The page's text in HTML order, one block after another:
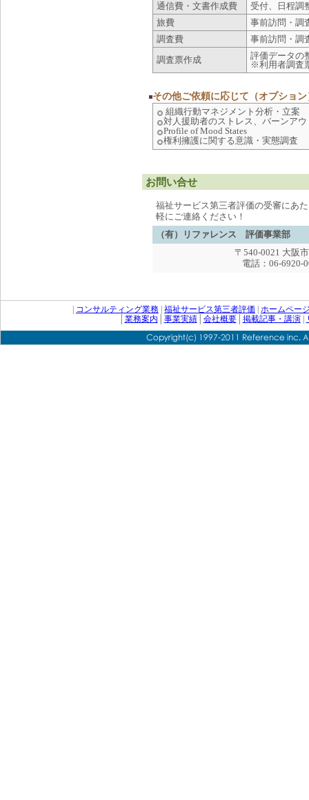
通信費・文書作成費
受付、日程調
旅費
事前訪問・調
調査費
事前訪問・調
調査票作成
評価データの
※利用者調査
その他ご依頼に応じて（オプション
組織行動マネジメント分析・立案
対人援助者のストレス、バーンアウ
Profile of Mood States
権利擁護に関する意識・実態調査
お問い合せ
福祉サービス第三者評価の受審にあ
軽にご連絡ください！
（有）リファレンス 評価事業部
〒540-0021 大阪
電話：06-6920-
コンサルティング業務 福祉サービス第三者評価
ホームペー
業務案内 事業実績│ 会社概要│ 掲載記事・講演|